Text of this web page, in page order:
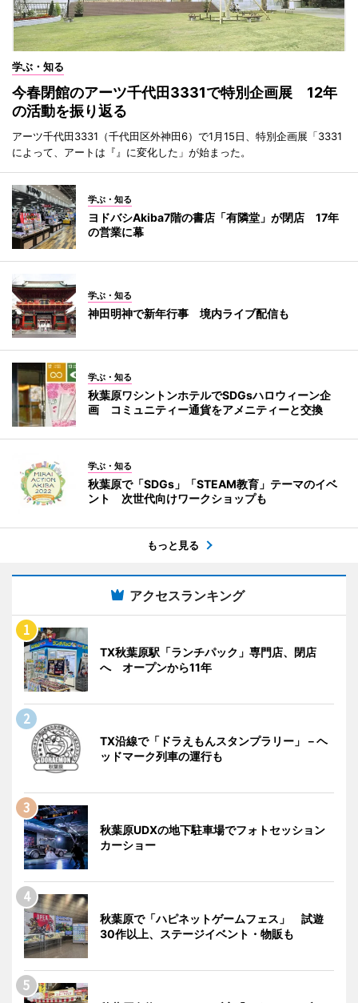
学ぶ・知る
今春閉館のアーツ千代田3331で特別企画展 12年
の活動を振り返る
アーツ千代田3331（千代田区外神田6）で1月15日、特別企画展「3331
によって、アートは『』に変化した」が始まった。
学ぶ・知る
ヨドバシAkiba7階の書店「有隣堂」が閉店 17年
の営業に幕
学ぶ・知る
神田明神で新年行事 境内ライブ配信も
学ぶ・知る
秋葉原ワシントンホテルでSDGsハロウィーン企
画 コミュニティー通貨をアメニティーと交換
学ぶ・知る
秋葉原で「SDGs」「STEAM教育」テーマのイベ
ント 次世代向けワークショップも
もっと見る
アクセスランキング
TX秋葉原駅「ランチパック」専門店、閉店
へ オープンから11年
TX沿線で「ドラえもんスタンプラリー」－ヘ
ッドマーク列車の運行も
秋葉原UDXの地下駐車場でフォトセッション
カーショー
秋葉原で「ハピネットゲームフェス」 試遊
30作以上、ステージイベント・物販も